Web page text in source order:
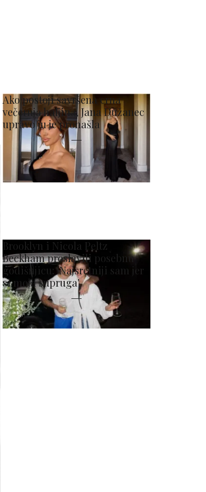
Ako postoji savršena crna
večernja haljina, Jana Dužanec
upravo ju je pronašla
Brooklyn i Nicola Peltz
Beckham proslavili posebnu
godišnjicu: 'Najsretniji sam jer
si moja supruga'